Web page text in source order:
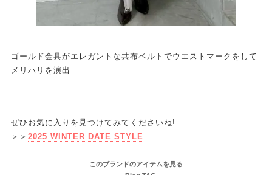
ゴールド金具がエレガントな共布ベルトでウエストマークをして
メリハリを演出
ぜひお気に入りを見つけてみてくださいね!
＞＞ 2025 WINTER DATE STYLE
このブランドのアイテムを見る